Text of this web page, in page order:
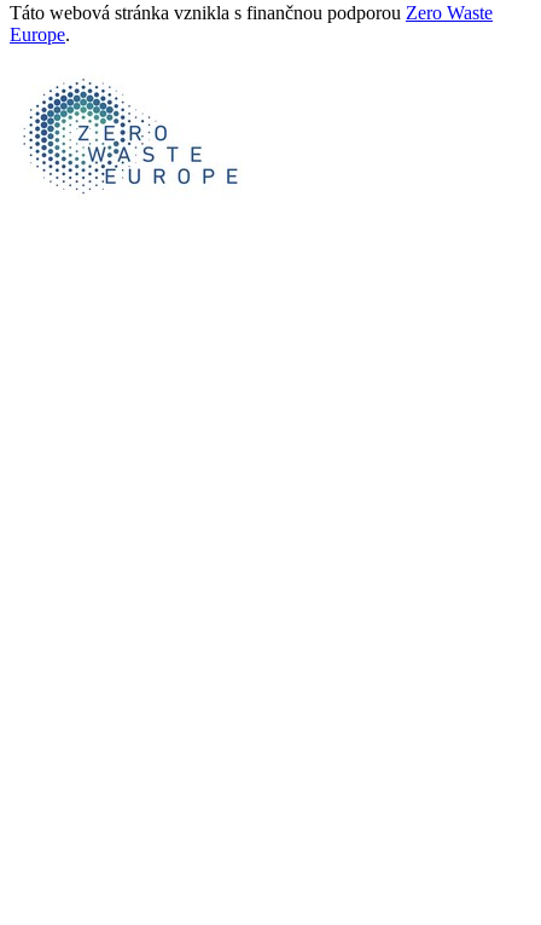
Táto webová stránka vznikla s finančnou podporou Zero Waste
Europe.